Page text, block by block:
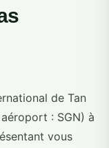
de Tan
: SGN) à
vous